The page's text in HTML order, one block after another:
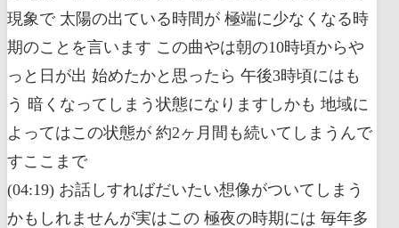
現象で 太陽の出ている時間が 極端に少なくなる時
期のことを言います この曲やは朝の10時頃からや
っと日が出 始めたかと思ったら 午後3時頃にはも
う 暗くなってしまう状態になりますしかも 地域に
よってはこの状態が 約2ヶ月間も続いてしまうんで
すここまで
(04:19) お話しすればだいたい想像がついてしまう
かもしれませんが実はこの 極夜の時期には 毎年多